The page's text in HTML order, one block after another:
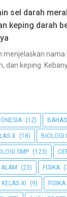
sel darah
keping darah
menjelaskan
dan keping.
(12)
X (18) BIOLOGI
SMP (123)
ALAM (23) FISIKA
KELAS XI (9)